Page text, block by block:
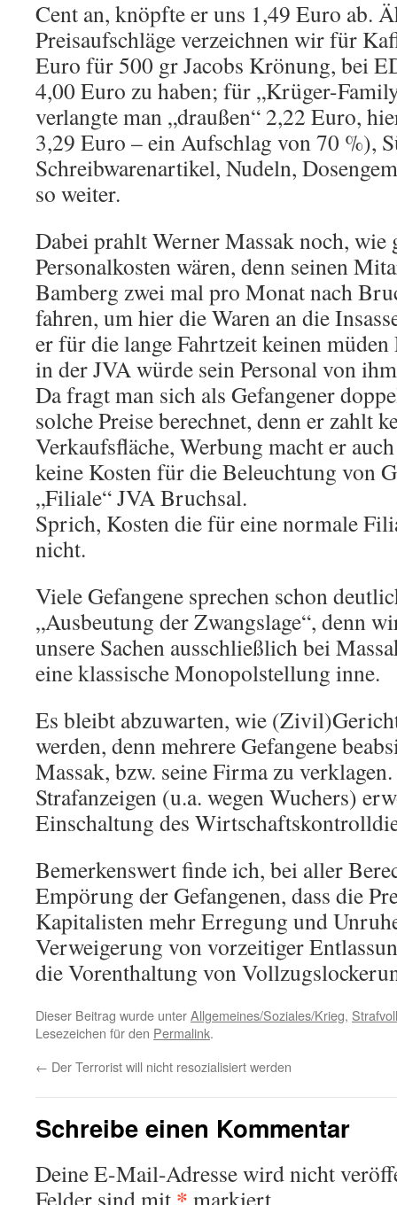
Cent an, knöpfte er uns 1,49 Euro ab.
Preisaufschläge verzeichnen wir für
Euro für 500 gr Jacobs Krönung, bei
4,00 Euro zu haben; für „Krüger-
verlangte man „draußen“ 2,22 Euro,
3,29 Euro – ein Aufschlag von 70 %),
Schreibwarenartikel, Nudeln,
so weiter.
Dabei prahlt Werner Massak noch, wie
Personalkosten wären, denn seinen
Bamberg zwei mal pro Monat nach
fahren, um hier die Waren an die
er für die lange Fahrtzeit keinen
in der JVA würde sein Personal von
Da fragt man sich als Gefangener
solche Preise berechnet, denn er zahlt
Verkaufsfläche, Werbung macht er
keine Kosten für die Beleuchtung von
„Filiale“ JVA Bruchsal.
Sprich, Kosten die für eine normale
nicht.
Viele Gefangene sprechen schon
„Ausbeutung der Zwangslage“, denn
unsere Sachen ausschließlich bei
eine klassische Monopolstellung inne.
Es bleibt abzuwarten, wie
werden, denn mehrere Gefangene
Massak, bzw. seine Firma zu
Strafanzeigen (u.a. wegen Wuchers)
Einschaltung des
Bemerkenswert finde ich, bei aller
Empörung der Gefangenen, dass die
Kapitalisten mehr Erregung und
Verweigerung von vorzeitiger
die Vorenthaltung von
Dieser Beitrag wurde unterAllgemeines/Soziales/Krieg,
Lesezeichen für den Permalink.
← Der Terrorist will nicht resozialisiert werden
Schreibe einen Kommentar
Deine E-Mail-Adresse wird nicht
Felder sind mit
markiert